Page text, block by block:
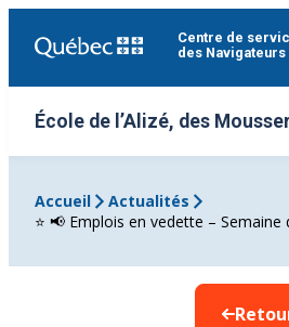
Centre de
des Navigateurs
École de l’Alizé, des
Accueil
Actualités
⭐️ 📢 Emplois en vedette –